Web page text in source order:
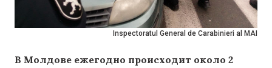
Inspectoratul General de Carabinieri al MAI
В Молдове ежегодно происходит около 2